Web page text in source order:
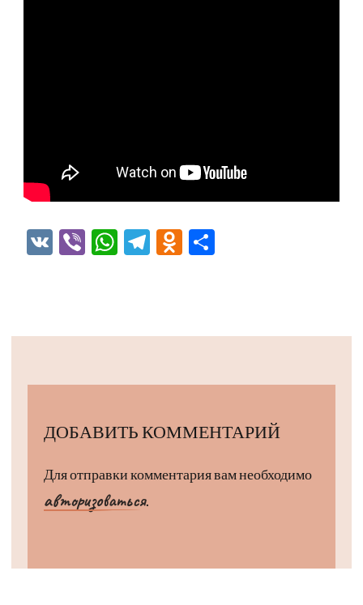
VK ViberWhatsApp
Telegram
Odnoklassniki
ДОБАВИТЬ КОММЕНТАРИЙ
Для отправки комментария вам необходимо
авторизоваться.